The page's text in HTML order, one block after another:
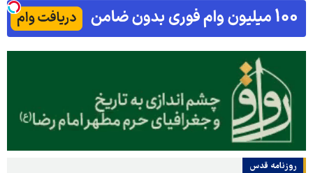
روزنامه قدس